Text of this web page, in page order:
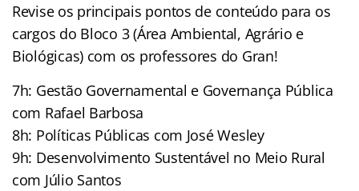
Revise os principais pontos de conteúdo para os
cargos do Bloco 3 (Área Ambiental, Agrário e
Biológicas) com os professores do Gran!
7h: Gestão Governamental e Governança Pública
com Rafael Barbosa
8h: Políticas Públicas com José Wesley
9h: Desenvolvimento Sustentável no Meio Rural
com Júlio Santos